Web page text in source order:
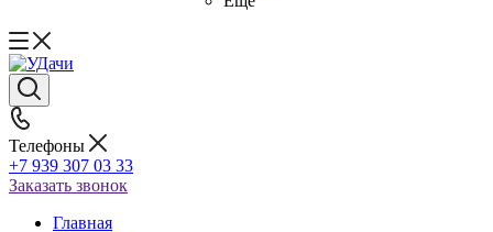
Телефоны
+7 939 307 03 33
Заказать звонок
Главная